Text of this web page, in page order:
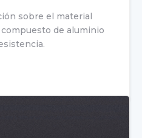
sobre el material
de aluminio